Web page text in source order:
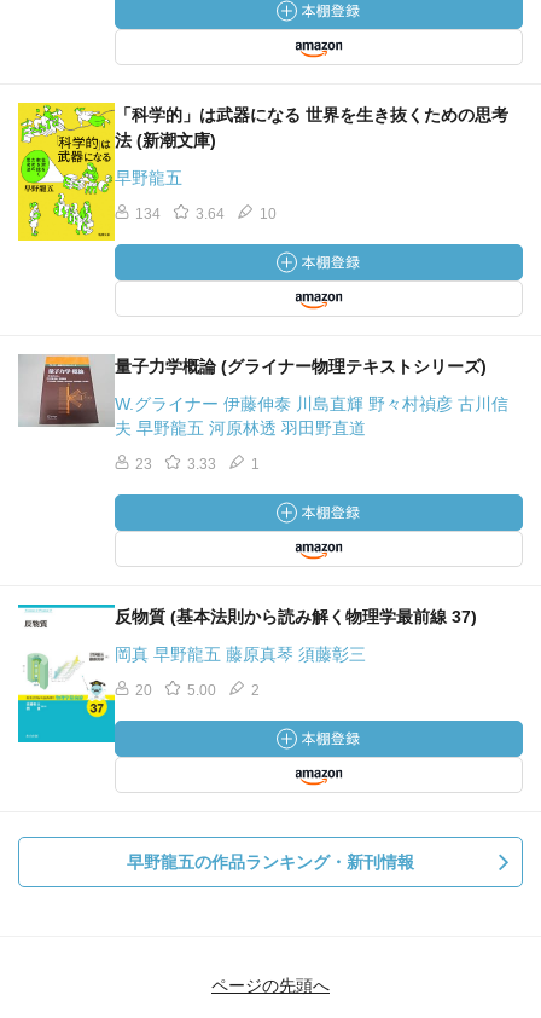
「科学的」は武器になる 世界を生き抜くための思考
法 (新潮文庫)
早野龍五
134 3.64 10
量子力学概論 (グライナー物理テキストシリーズ)
W.グライナー 伊藤伸泰 川島直輝 野々村禎彦 古川信
夫 早野龍五 河原林透 羽田野直道
23 3.33 1
反物質 (基本法則から読み解く物理学最前線 37)
岡真 早野龍五 藤原真琴 須藤彰三
20 5.00 2
早野龍五の作品ランキング・新刊情報
ページの先頭へ